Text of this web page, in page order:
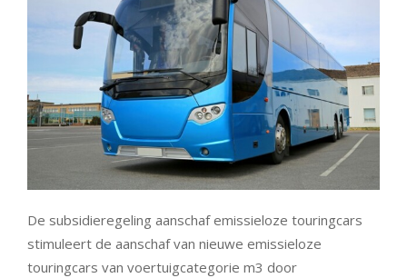
De subsidieregeling aanschaf emissieloze touringcars
stimuleert de aanschaf van nieuwe emissieloze
touringcars van voertuigcategorie m3 door